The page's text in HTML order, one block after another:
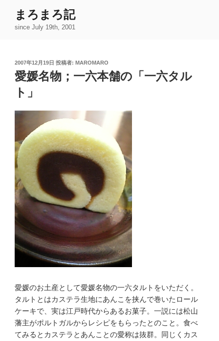
まろまろ記
since July 19th, 2001
投
稿
日:
2007年12月19日 投稿者: MAROMARO
愛媛名物；一六本舗の「一六タル
ト」
愛媛のお土産として愛媛名物の一六タルトをいただく。
タルトとはカステラ生地にあんこを挟んで巻いたロール
ケーキで、実は江戸時代からあるお菓子。一説には松山
藩主がポルトガルからレシピをもらったとのこと。食べ
てみるとカステラとあんことの愛称は抜群。同じくカス